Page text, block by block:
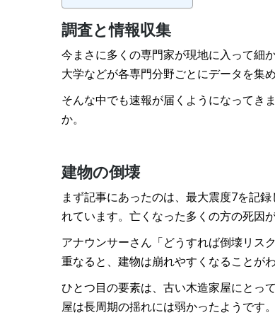
調査と情報収集
今まさに多くの専門家が現地に入って細
大学などが各専門分野ごとにデータを集
そんな中でも速報が届くようになってき
か。
建物の倒壊
まず記事にあったのは、最大震度7を記
れています。亡くなった多くの方の死因
アナウンサーさん「どうすれば倒壊リス
重なると、建物は崩れやすくなることが
ひとつ目の要素は、古い木造家屋にとっ
屋は長周期の揺れには弱かったようです。